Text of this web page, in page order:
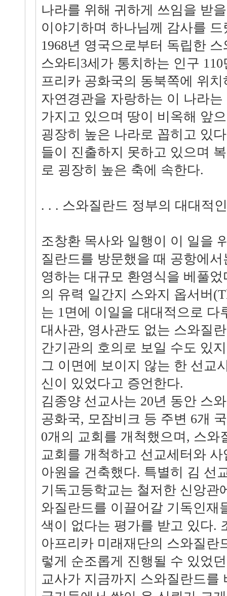
나라를 위해 귀하게 쓰임을 받
이야기하며 하나님께 감사를 드
1968년 영국으로부터 독립한
스와티3세가 통치하는 인구
프리카 공화국의 동북쪽에 위
자연경관을 자랑하는 이 나라
가지고 있으며 땅이 비옥해 앞
굉장히 높은 나라로 꼽히고 있
들이 진출하지 못하고 있으며
로 굉장히 높은 축에 속한다.
. . . 스와질란드 정부의 대대적
조창환 목사와 일행이 이 일을
질란드를 방문했을 때 공항에
영하는 대규모 환영식을 베풀
의 유력 일간지 스와지 옵서버
는 1면에 이일을 대대적으로 다
대사관, 영사관도 없는 스와질
간기관의 호의로 보일 수도 있
그 이면에 보이지 않는 한 선교
신이 있었다고 증언한다.
김종양 선교사는 20년 동안 스
공화국, 모잠비크 등 주변 6개
0개의 교회를 개척했으며, 스와
교회를 개척하고 선교세터와
아원을 건축했다. 특별히 김 선
기독고등학교는 철저한 신앙관
와질란드를 이끌어갈 기독인재
색이 없다는 평가를 받고 있다.
아프리카 미래재단의 스와질란
렇게 순조롭게 진행될 수 있었
교사가 지금까지 스와질란드를